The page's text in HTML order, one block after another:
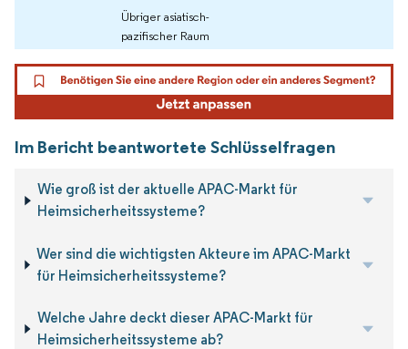
Übriger asiatisch-
pazifischer Raum
Im Bericht beantwortete Schlüsselfragen
Wie groß ist der aktuelle APAC-Markt für
Heimsicherheitssysteme?
Wer sind die wichtigsten Akteure im APAC-Markt
für Heimsicherheitssysteme?
Welche Jahre deckt dieser APAC-Markt für
Heimsicherheitssysteme ab?